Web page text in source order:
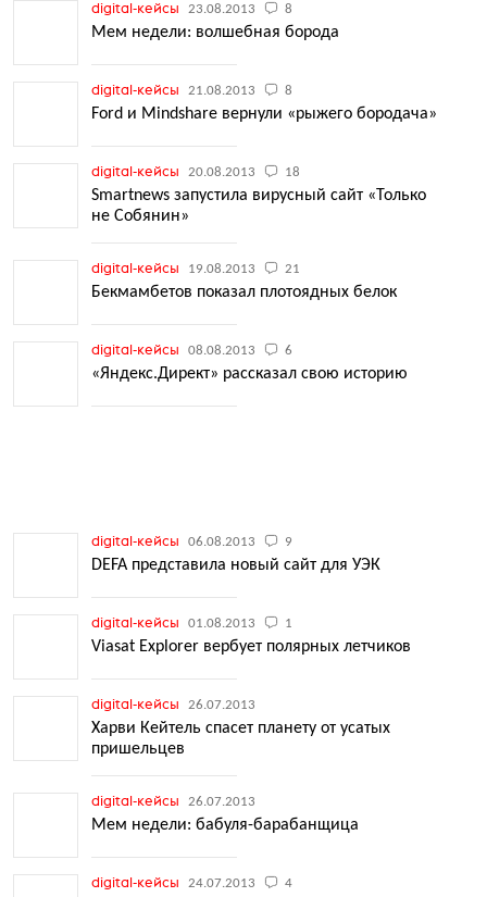
digital-кейсы 23.08.2013 8
Мем недели: волшебная борода
digital-кейсы 21.08.2013 8
Ford и Mindshare вернули «рыжего бородача»
digital-кейсы 20.08.2013 18
Smartnews запустила вирусный сайт «Только
не Собянин»
digital-кейсы 19.08.2013 21
Бекмамбетов показал плотоядных белок
digital-кейсы 08.08.2013 6
«Яндекс.Директ» рассказал свою историю
digital-кейсы 06.08.2013 9
DEFA представила новый сайт для УЭК
digital-кейсы 01.08.2013 1
Viasat Explorer вербует полярных летчиков
digital-кейсы 26.07.2013
Харви Кейтель спасет планету от усатых
пришельцев
digital-кейсы 26.07.2013
Мем недели: бабуля-барабанщица
digital-кейсы 24.07.2013 4